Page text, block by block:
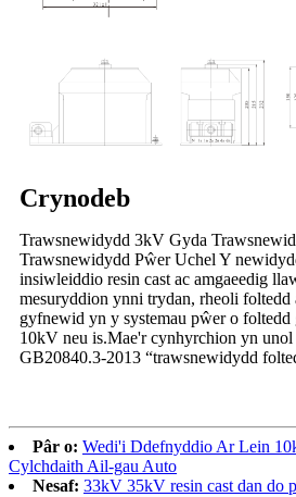
Crynodeb
Trawsnewidydd 3kV Gyda
Trawsnewidydd Pŵer Uchel Y
insiwleiddio resin cast ac amgaeedig
mesuryddion ynni trydan, rheoli foltedd
gyfnewid yn y systemau pŵer o foltedd
10kV neu is.Mae'r cynhyrchion yn unol
GB20840.3-2013 “trawsnewidydd
Pâr o: Wedi'i Ddefnyddio Ar Lein
Cylchdaith Ail-gau Auto
Nesaf: 33kV 35kV resin cast dan do